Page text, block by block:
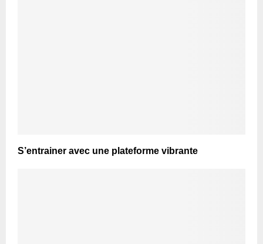
S’entrainer avec une plateforme vibrante